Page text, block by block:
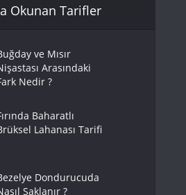
Okunan Tarifler
ve Mısır
Arasındaki
Nedir ?
Baharatlı
Lahanası Tarifi
Dondurucuda
Saklanır ?